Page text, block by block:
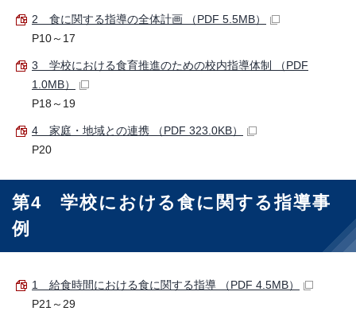
2 食に関する指導の全体計画 （PDF 5.5MB）
P10～17
3 学校における食育推進のための校内指導体制 （PDF
1.0MB）
P18～19
4 家庭・地域との連携 （PDF 323.0KB）
P20
第4 学校における食に関する指導事
例
1 給食時間における食に関する指導 （PDF 4.5MB）
P21～29